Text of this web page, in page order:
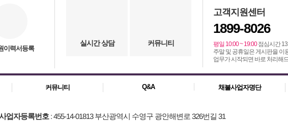
이력서등록
실시간 상담 커뮤니티
고객지원센터
1899-8026
평일 10:00 ~ 19:00점심시간
주말 및 공휴일은 게시판을 이
업무가 시작되면 바로 처리해
커뮤니티 Q&A 채불사업자명단
업자등록번호 : 455-14-01813 부산광역시 수영구 광안해변로 326번길 31